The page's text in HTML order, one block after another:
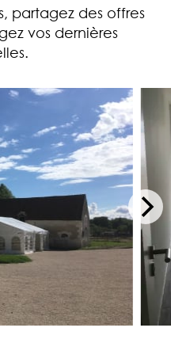
partagez des offres
vos dernières